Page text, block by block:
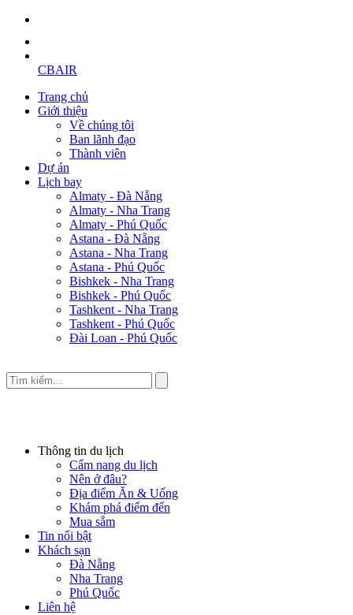
CBAIR
Trang chủ
Giới thiệu
Về chúng tôi
Ban lãnh đạo
Thành viên
Dự án
Lịch bay
Almaty - Đà Nẵng
Almaty - Nha Trang
Almaty - Phú Quốc
Astana - Đà Nẵng
Astana - Nha Trang
Astana - Phú Quốc
Bishkek - Nha Trang
Bishkek - Phú Quốc
Tashkent - Nha Trang
Tashkent - Phú Quốc
Đài Loan - Phú Quốc
Thông tin du lịch
Cẩm nang du lịch
Nên ở đâu?
Địa điểm Ăn & Uống
Khám phá điểm đến
Mua sắm
Tin nổi bật
Khách sạn
Đà Nẵng
Nha Trang
Phú Quốc
Liên hệ